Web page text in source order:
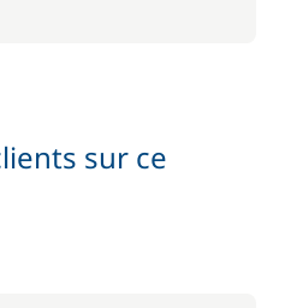
sur ce